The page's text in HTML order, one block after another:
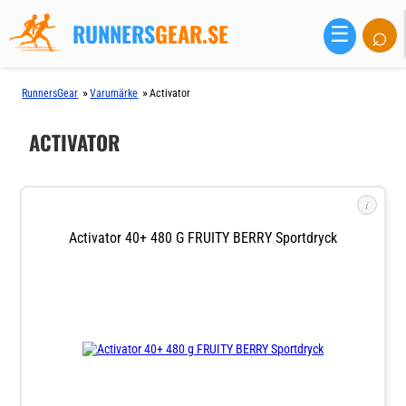
RUNNERSGEAR.SE ☰ ⌕
RunnersGear »Varumärke »Activator
ACTIVATOR
i
Activator 40+ 480 G FRUITY BERRY Sportdryck